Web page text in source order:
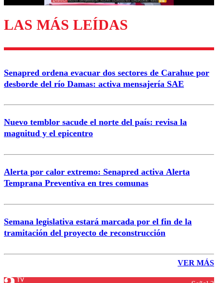
LAS MÁS LEÍDAS
Senapred ordena evacuar dos sectores de Carahue por
desborde del río Damas: activa mensajería SAE
Nuevo temblor sacude el norte del país: revisa la
magnitud y el epicentro
Alerta por calor extremo: Senapred activa Alerta
Temprana Preventiva en tres comunas
Semana legislativa estará marcada por el fin de la
tramitación del proyecto de reconstrucción
VER MÁS